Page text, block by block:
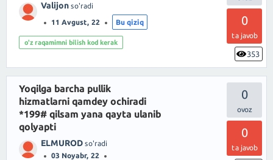
0
ta javob
353
Valijon so'radi
11 Avgust, 22 Bu qiziq
o'z raqamimni bilish kod kerak
0
0
ta javob
Yoqilga barcha pullik
hizmatlarni qamdey ochiradi
*199# qilsam yana qayta ulanib
qolyapti
ELMUROD so'radi
03 Noyabr, 22